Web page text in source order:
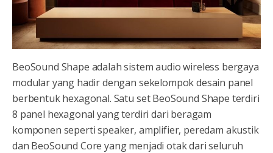
BeoSound Shape adalah sistem audio wireless bergaya
modular yang hadir dengan sekelompok desain panel
berbentuk hexagonal. Satu set BeoSound Shape terdiri
8 panel hexagonal yang terdiri dari beragam
komponen seperti speaker, amplifier, peredam akustik
dan BeoSound Core yang menjadi otak dari seluruh